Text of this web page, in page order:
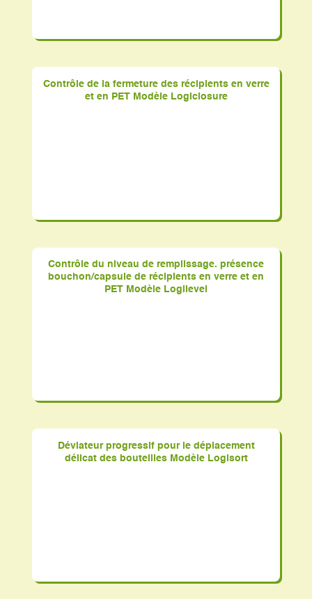
Contrôle de la fermeture des récipients en verre
et en PET Modèle Logiclosure
Contrôle du niveau de remplissage. présence
bouchon/capsule de récipients en verre et en
PET Modèle Logilevel
Déviateur progressif pour le déplacement
délicat des bouteilles Modèle Logisort